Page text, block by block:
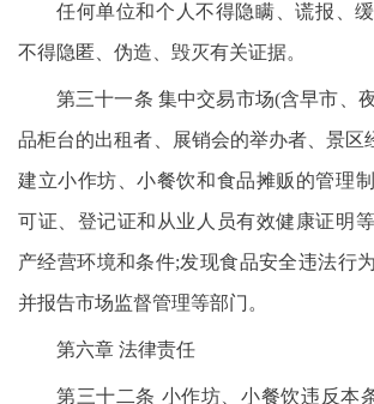
任何单位和个人不得隐瞒、谎报、
不得隐匿、伪造、毁灭有关证据。
第三十一条 集中交易市场(含早市、
品柜台的出租者、展销会的举办者、景区
建立小作坊、小餐饮和食品摊贩的管理
可证、登记证和从业人员有效健康证明
产经营环境和条件;发现食品安全违法行
并报告市场监督管理等部门。
第六章 法律责任
第三十二条 小作坊、小餐饮违反本